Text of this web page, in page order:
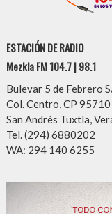
ESTACIÓN DE RADIO
Mezkla FM 104.7 | 98.1
Bulevar 5 de Febrero
Col. Centro, CP 95710
San Andrés Tuxtla,
Tel. (294) 6880202
WA: 294 140 6255